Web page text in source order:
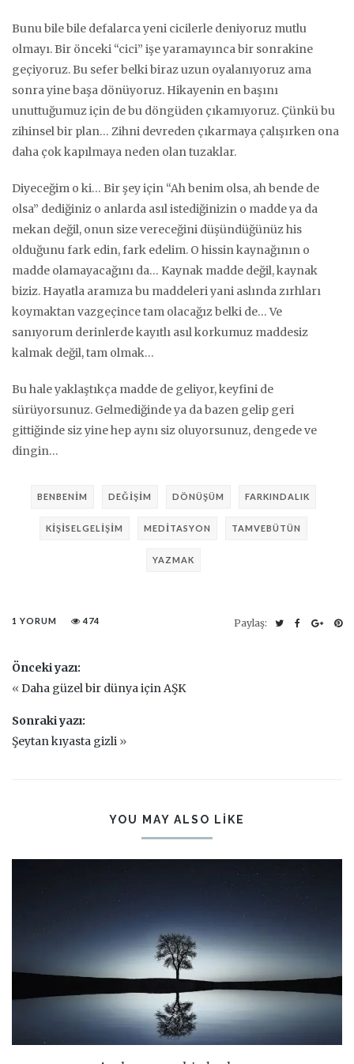
Bunu bile bile defalarca yeni cicilerle deniyoruz mutlu
olmayı. Bir önceki “cici” işe yaramayınca bir sonrakine
geçiyoruz. Bu sefer belki biraz uzun oyalanıyoruz ama
sonra yine başa dönüyoruz. Hikayenin en başını
unuttuğumuz için de bu döngüden çıkamıyoruz. Çünkü bu
zihinsel bir plan… Zihni devreden çıkarmaya çalışırken ona
daha çok kapılmaya neden olan tuzaklar.
Diyeceğim o ki… Bir şey için “Ah benim olsa, ah bende de
olsa” dediğiniz o anlarda asıl istediğinizin o madde ya da
mekan değil, onun size vereceğini düşündüğünüz his
olduğunu fark edin, fark edelim. O hissin kaynağının o
madde olamayacağını da… Kaynak madde değil, kaynak
biziz. Hayatla aramıza bu maddeleri yani aslında zırhları
koymaktan vazgeçince tam olacağız belki de… Ve
sanıyorum derinlerde kayıtlı asıl korkumuz maddesiz
kalmak değil, tam olmak…
Bu hale yaklaştıkça madde de geliyor, keyfini de
sürüyorsunuz. Gelmediğinde ya da bazen gelip geri
gittiğinde siz yine hep aynı siz oluyorsunuz, dengede ve
dingin…
BENBENIM DEĞIŞIM DÖNÜŞÜM FARKINDALIK
KIŞISELGELIŞIM MEDITASYON TAMVEBÜTÜN
YAZMAK
1 YORUM 474 Paylaş:
Önceki yazı:
«Daha güzel bir dünya için AŞK
Sonraki yazı:
Şeytan kıyasta gizli »
YOU MAY ALSO LIKE